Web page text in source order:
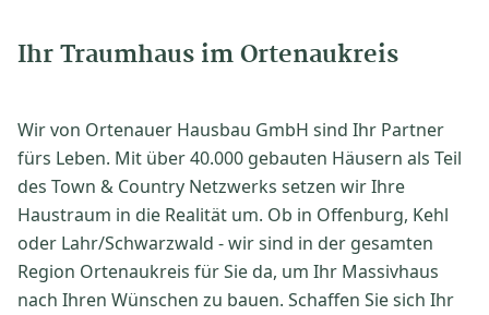
Ihr Traumhaus im Ortenaukreis
Wir von Ortenauer Hausbau GmbH sind Ihr Partner
fürs Leben. Mit über 40.000 gebauten Häusern als Teil
des Town & Country Netzwerks setzen wir Ihre
Haustraum in die Realität um. Ob in Offenburg, Kehl
oder Lahr/Schwarzwald - wir sind in der gesamten
Region Ortenaukreis für Sie da, um Ihr Massivhaus
nach Ihren Wünschen zu bauen. Schaffen Sie sich Ihr